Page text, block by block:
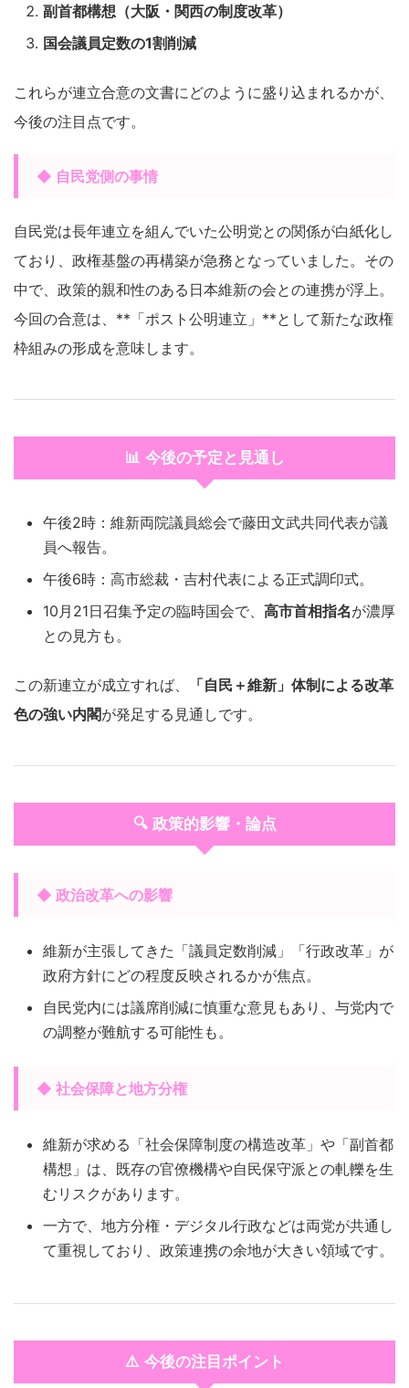
副首都構想（大阪・関西の制度改革）
国会議員定数の1割削減
これらが連立合意の文書にどのように盛り込まれるかが、
今後の注目点です。
◆ 自民党側の事情
自民党は長年連立を組んでいた公明党との関係が白紙化し
ており、政権基盤の再構築が急務となっていました。その
中で、政策的親和性のある日本維新の会との連携が浮上。
今回の合意は、**「ポスト公明連立」**として新たな政権
枠組みの形成を意味します。
📊 今後の予定と見通し
午後2時：維新両院議員総会で藤田文武共同代表が議
員へ報告。
午後6時：高市総裁・吉村代表による正式調印式。
10月21日召集予定の臨時国会で、 高市首相指名が濃厚
との見方も。
この新連立が成立すれば、
「自民＋維新」体制による改革
色の強い内閣が発足する見通しです。
🔍 政策的影響・論点
◆ 政治改革への影響
維新が主張してきた「議員定数削減」「行政改革」が
政府方針にどの程度反映されるかが焦点。
自民党内には議席削減に慎重な意見もあり、与党内で
の調整が難航する可能性も。
◆ 社会保障と地方分権
維新が求める「社会保障制度の構造改革」や「副首都
構想」は、既存の官僚機構や自民保守派との軋轢を生
むリスクがあります。
一方で、地方分権・デジタル行政などは両党が共通し
て重視しており、政策連携の余地が大きい領域です。
⚠️ 今後の注目ポイント